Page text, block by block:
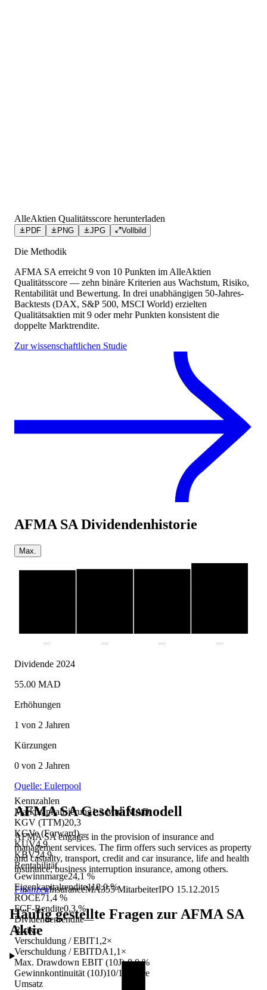
Kennzahlen
Marktkapitalisierung1,3 Mrd. MAD
KGV (TTM)20,3
KGVe (Forward)—
KUV4,9
KBV24,9
Rentabilität
Gewinnmarge24,1 %
Eigenkapitalrendite118,0 %
ROCE71,4 %
FCF-Rendite0,3 %
Dividendenrendite—
Risiko
Verschuldung / EBIT1,2×
Verschuldung / EBITDA1,1×
Max. Drawdown EBIT (10J)-8,0 %
Gewinnkontinuität (10J)10/10 Jahre
Umsatz
AlleAktien Qualitätsscore herunterladen
PDF PNG JPG Vollbild
Die Methodik
AFMA SAerreicht 9 von 10 Punkten im AlleAktien
Qualitätsscore — zehn binäre Kriterien aus Wachstum, Risiko,
Rentabilität und Bewertung. In drei unabhängigen 50-Jahres-
Backtests (DAX, S&P 500, MSCI World) erzielten
Qualitätsaktien mit 9 oder mehr Punkten konsistent die
doppelte Marktrendite.
Zur wissenschaftlichen Studie
AFMA SA Dividendenhistorie
Max.
2022 2023 2024 2025
Dividende 2024
55.00 MAD
Erhöhungen
1 von 2 Jahren
Kürzungen
0 von 2 Jahren
Quelle: Eulerpool
AFMA SAGeschäftsmodell
AFMA SA engages in the provision of insurance and
management services. The firm offers such services as property
and casualty, transport, credit and car insurance, life and health
insurance, business interruption insurance, among others.
FinanzenInsuranceMA355MitarbeiterIPO 15.12.2015
Häufig gestellte Fragen zurAFMA SA
Aktie